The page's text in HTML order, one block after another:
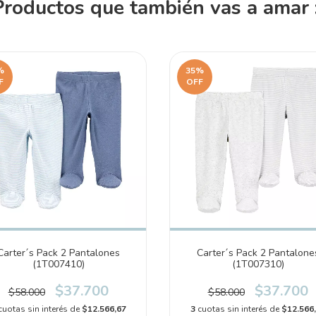
que también vas a amar
Pack 2 Pantalones
(1T007410)
$58.000 $37.700
sin interés de $12.566,67
35%
OFF
Carter´s Pack 2
(1T007310)
$58.000 $37.700
3 cuotas sin interés de